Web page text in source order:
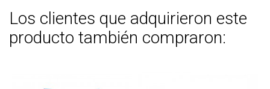
Los clientes que adquirieron este
producto también compraron: